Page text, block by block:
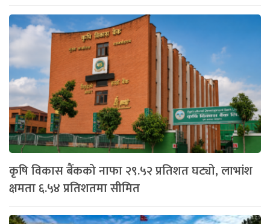
कृषि विकास बैंकको नाफा २९.५२ प्रतिशत घट्यो, लाभांश
क्षमता ६.५४ प्रतिशतमा सीमित